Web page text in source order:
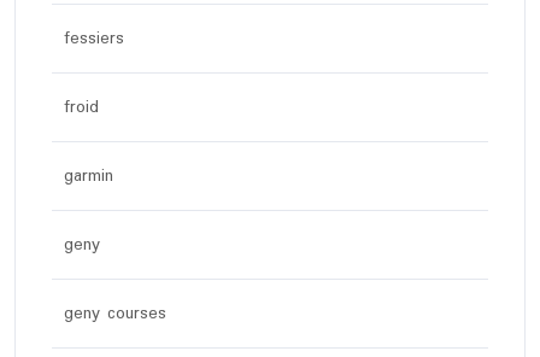
fessiers
froid
garmin
geny
geny courses